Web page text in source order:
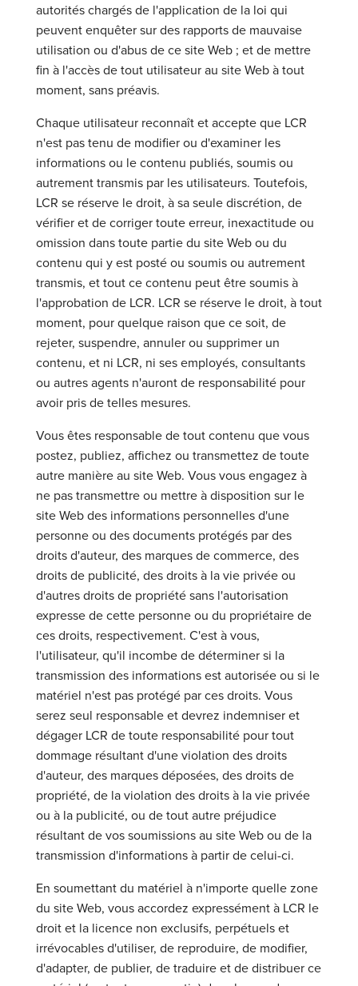
autorités chargés de l'application de la loi qui
peuvent enquêter sur des rapports de mauvaise
utilisation ou d'abus de ce site Web ; et de mettre
fin à l'accès de tout utilisateur au site Web à tout
moment, sans préavis.
Chaque utilisateur reconnaît et accepte que LCR
n'est pas tenu de modifier ou d'examiner les
informations ou le contenu publiés, soumis ou
autrement transmis par les utilisateurs. Toutefois,
LCR se réserve le droit, à sa seule discrétion, de
vérifier et de corriger toute erreur, inexactitude ou
omission dans toute partie du site Web ou du
contenu qui y est posté ou soumis ou autrement
transmis, et tout ce contenu peut être soumis à
l'approbation de LCR. LCR se réserve le droit, à tout
moment, pour quelque raison que ce soit, de
rejeter, suspendre, annuler ou supprimer un
contenu, et ni LCR, ni ses employés, consultants
ou autres agents n'auront de responsabilité pour
avoir pris de telles mesures.
Vous êtes responsable de tout contenu que vous
postez, publiez, affichez ou transmettez de toute
autre manière au site Web. Vous vous engagez à
ne pas transmettre ou mettre à disposition sur le
site Web des informations personnelles d'une
personne ou des documents protégés par des
droits d'auteur, des marques de commerce, des
droits de publicité, des droits à la vie privée ou
d'autres droits de propriété sans l'autorisation
expresse de cette personne ou du propriétaire de
ces droits, respectivement. C'est à vous,
l'utilisateur, qu'il incombe de déterminer si la
transmission des informations est autorisée ou si le
matériel n'est pas protégé par ces droits. Vous
serez seul responsable et devrez indemniser et
dégager LCR de toute responsabilité pour tout
dommage résultant d'une violation des droits
d'auteur, des marques déposées, des droits de
propriété, de la violation des droits à la vie privée
ou à la publicité, ou de tout autre préjudice
résultant de vos soumissions au site Web ou de la
transmission d'informations à partir de celui-ci.
En soumettant du matériel à n'importe quelle zone
du site Web, vous accordez expressément à LCR le
droit et la licence non exclusifs, perpétuels et
irrévocables d'utiliser, de reproduire, de modifier,
d'adapter, de publier, de traduire et de distribuer ce